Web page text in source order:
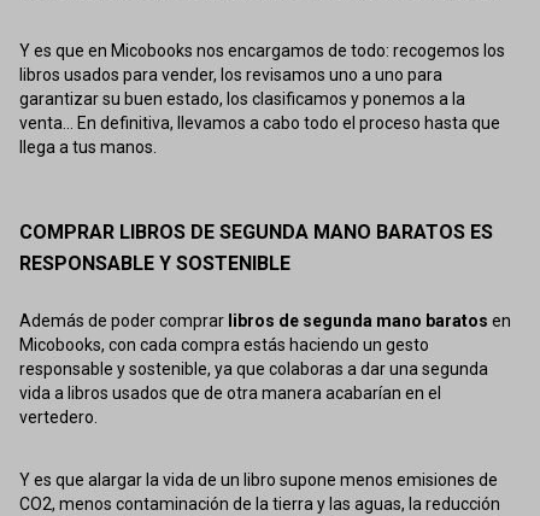
Y es que en Micobooks nos encargamos de todo: recogemos los
libros usados para vender, los revisamos uno a uno para
garantizar su buen estado, los clasificamos y ponemos a la
venta... En definitiva, llevamos a cabo todo el proceso hasta que
llega a tus manos.
COMPRAR LIBROS DE SEGUNDA MANO BARATOS ES
RESPONSABLE Y SOSTENIBLE
Además de poder comprar libros de segunda mano baratos en
Micobooks, con cada compra estás haciendo un gesto
responsable y sostenible, ya que colaboras a dar una segunda
vida a libros usados que de otra manera acabarían en el
vertedero.
Y es que alargar la vida de un libro supone menos emisiones de
CO2, menos contaminación de la tierra y las aguas, la reducción